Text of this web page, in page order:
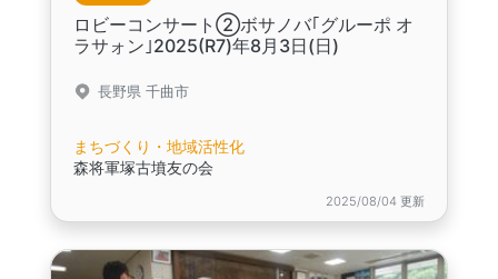
ロビーコンサート②ボサノバ｢グルーポ オ
ラサォン｣2025(R7)年8月3日(日)
長野県 千曲市
まちづくり・地域活性化
森将軍塚古墳友の会
2025/08/04 更新